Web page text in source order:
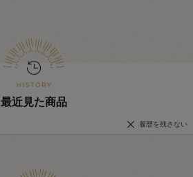
最近見た商品
履歴を残さない